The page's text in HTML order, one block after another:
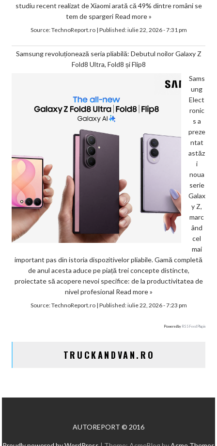
studiu recent realizat de Xiaomi arată că 49% dintre români se
tem de spargeri Read more »
Source:TechnoReport.ro| Published:iulie 22, 2026 - 7:31 pm
Samsung revoluționează seria pliabilă: Debutul noilor Galaxy Z
Fold8 Ultra, Fold8 și Flip8
Sams
ung
Elect
ronic
s a
preze
ntat
astăz
i
noua
serie
Galax
y Z,
marc
ând
cel
mai
important pas din istoria dispozitivelor pliabile. Gamă completă
de anul acesta aduce pe piață trei concepte distincte,
proiectate să acopere nevoi specifice: de la productivitatea de
nivel profesional Read more »
Source:TechnoReport.ro| Published:iulie 22, 2026 - 7:23 pm
Powered by RSS Feed Plugin
TRUCKANDVAN.RO
AUTOREPORT © 2016